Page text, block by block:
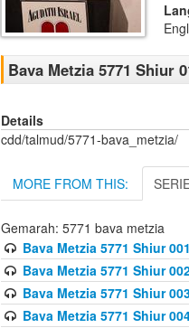
Bava Metzia 5771 Shiur
Details
cdd/talmud/5771-bava_metzia/
MORE FROM THIS:
Gemarah: 5771 bava metzia
Bava Metzia 5771 Shiur
Bava Metzia 5771 Shiur
Bava Metzia 5771 Shiur
Bava Metzia 5771 Shiur